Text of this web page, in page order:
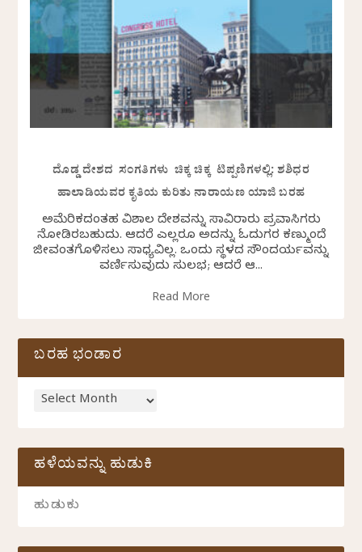
ದೊಡ್ಡ ದೇಶದ ಸಂಗತಿಗಳು ಚಿಕ್ಕ ಚಿಕ್ಕ ಟಿಪ್ಪಣಿಗಳಲ್ಲಿ: ಶಶಿಧರ
ಹಾಲಾಡಿಯವರ ಕೃತಿಯ ಕುರಿತು ನಾರಾಯಣ ಯಾಜಿ ಬರಹ
ಅಮೆರಿಕದಂತಹ ವಿಶಾಲ ದೇಶವನ್ನು ಸಾವಿರಾರು ಪ್ರವಾಸಿಗರು
ನೋಡಿರಬಹುದು. ಆದರೆ ಎಲ್ಲರೂ ಅದನ್ನು ಓದುಗರ ಕಣ್ಮುಂದೆ
ಜೀವಂತಗೊಳಿಸಲು ಸಾಧ್ಯವಿಲ್ಲ. ಒಂದು ಸ್ಥಳದ ಸೌಂದರ್ಯವನ್ನು
ವರ್ಣಿಸುವುದು ಸುಲಭ; ಆದರೆ ಆ...
Read More
ಬರಹ ಭಂಡಾರ
ಹಳೆಯವನ್ನು ಹುಡುಕಿ